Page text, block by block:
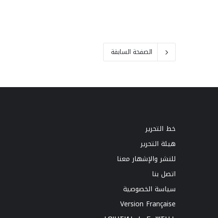
الصفحة السابقة
خط التحرير
هيئة التحرير
للنشر والإشهار معنا
اتصل بنا
سياسة الخصوصية
Version Française